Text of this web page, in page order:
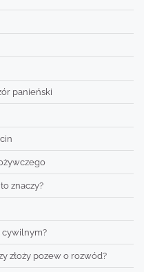
panieński
znaczy?
cywilnym?
złoży pozew o rozwód?